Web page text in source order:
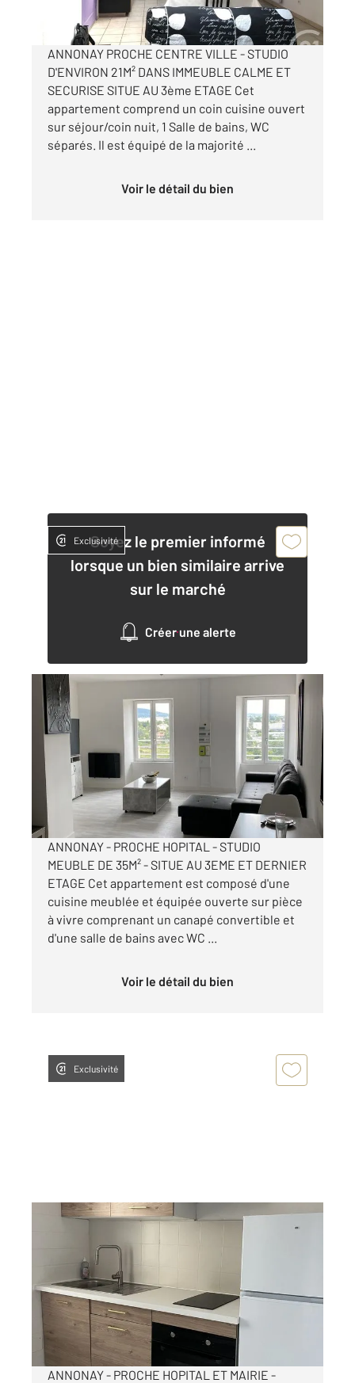
par mois charges comprises
ANNONAY PROCHE CENTRE VILLE - STUDIO
D'ENVIRON 21M² DANS IMMEUBLE CALME ET
SECURISE SITUE AU 3ème ETAGE Cet
appartement comprend un coin cuisine ouvert
sur séjour/coin nuit, 1 Salle de bains, WC
séparés. Il est équipé de la majorité ...
Voir le détail du bien
Soyez le premier informé
lorsque un bien similaire arrive
sur le marché
Créer une alerte
Exclusivité
ANNONAY 07
36 m
Ref : 5244
Appartement Studio à louer
470 €
par mois charges comprises
ANNONAY - PROCHE HOPITAL - STUDIO
MEUBLE DE 35M² - SITUE AU 3EME ET DERNIER
ETAGE Cet appartement est composé d'une
cuisine meublée et équipée ouverte sur pièce
à vivre comprenant un canapé convertible et
d'une salle de bains avec WC ...
Voir le détail du bien
Exclusivité
ANNONAY 07
Ref : 5249
Appartement Studio à louer
440 €
par mois charges comprises
ANNONAY - PROCHE HOPITAL ET MAIRIE -